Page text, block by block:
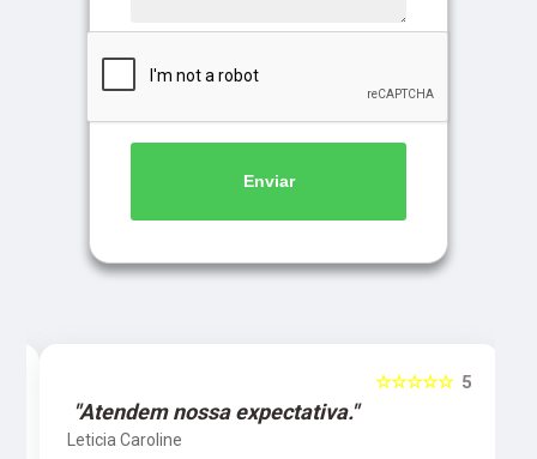
Enviar
5
☆☆☆☆☆
"Atendem nossa expectativa."
Leticia Caroline